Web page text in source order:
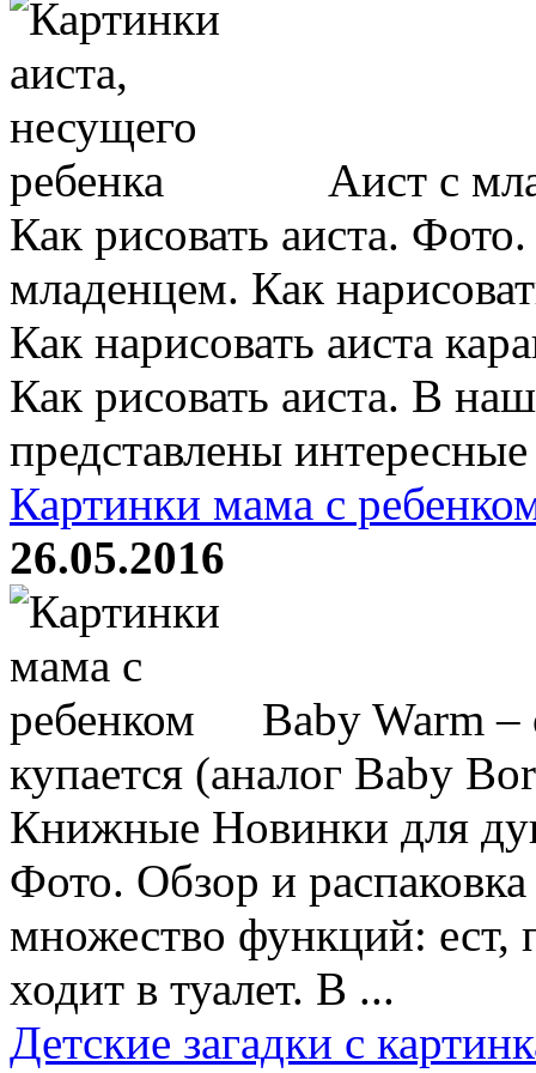
Аист с
Как рисовать аиста.
младенцем. Как
Как нарисовать аиста
Как рисовать аиста. В
представлены
Картинки мама с
26.05.2016
Baby Warm –
купается (аналог Baby
Книжные Новинки для
Фото. Обзор и
множество функций: ест,
ходит в туалет. В ...
Детские загадки с